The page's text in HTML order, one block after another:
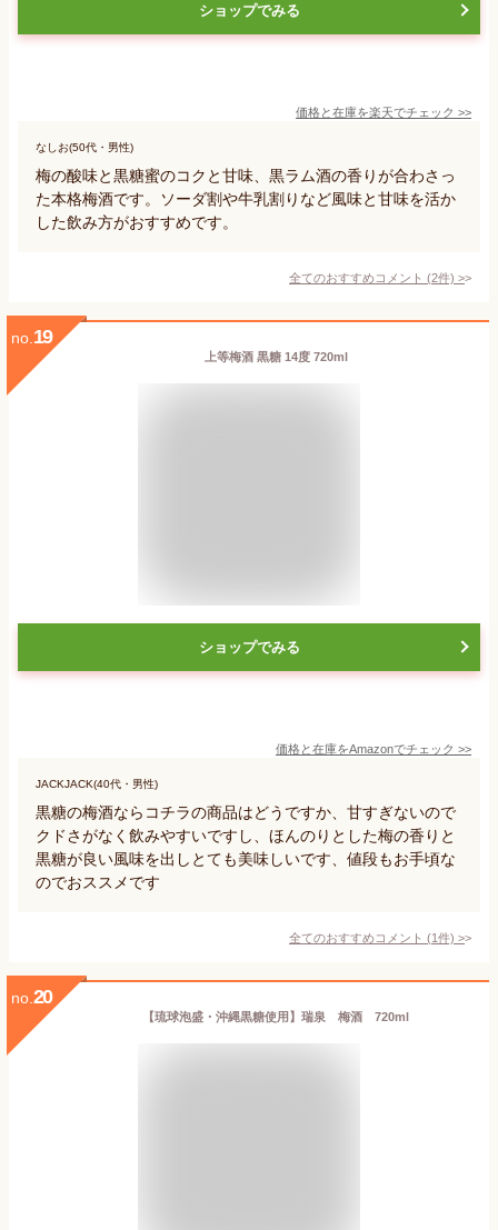
ショップでみる
価格と在庫を楽天でチェック >>
なしお(50代・男性)
梅の酸味と黒糖蜜のコクと甘味、黒ラム酒の香りが合わさっ
た本格梅酒です。ソーダ割や牛乳割りなど風味と甘味を活か
した飲み方がおすすめです。
全てのおすすめコメント (2件) >
no. 19
上等梅酒 黒糖 14度 720ml
ショップでみる
価格と在庫をAmazonでチェック >>
JACKJACK(40代・男性)
黒糖の梅酒ならコチラの商品はどうですか、甘すぎないので
クドさがなく飲みやすいですし、ほんのりとした梅の香りと
黒糖が良い風味を出しとても美味しいです、値段もお手頃な
のでおススメです
全てのおすすめコメント (1件) >
no. 20
【琉球泡盛・沖縄黒糖使用】瑞泉 梅酒 720ml